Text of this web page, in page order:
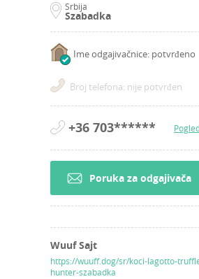
Srbija
Szabadka
Ime odgajivačnice: potvrđeno
Broj telefona: nije potvrđen
+36 703******
Poruka za odgajivača
Wuuf Sajt
https://wuuff.dog/sr/koci-lagotto-
hunter-szabadka